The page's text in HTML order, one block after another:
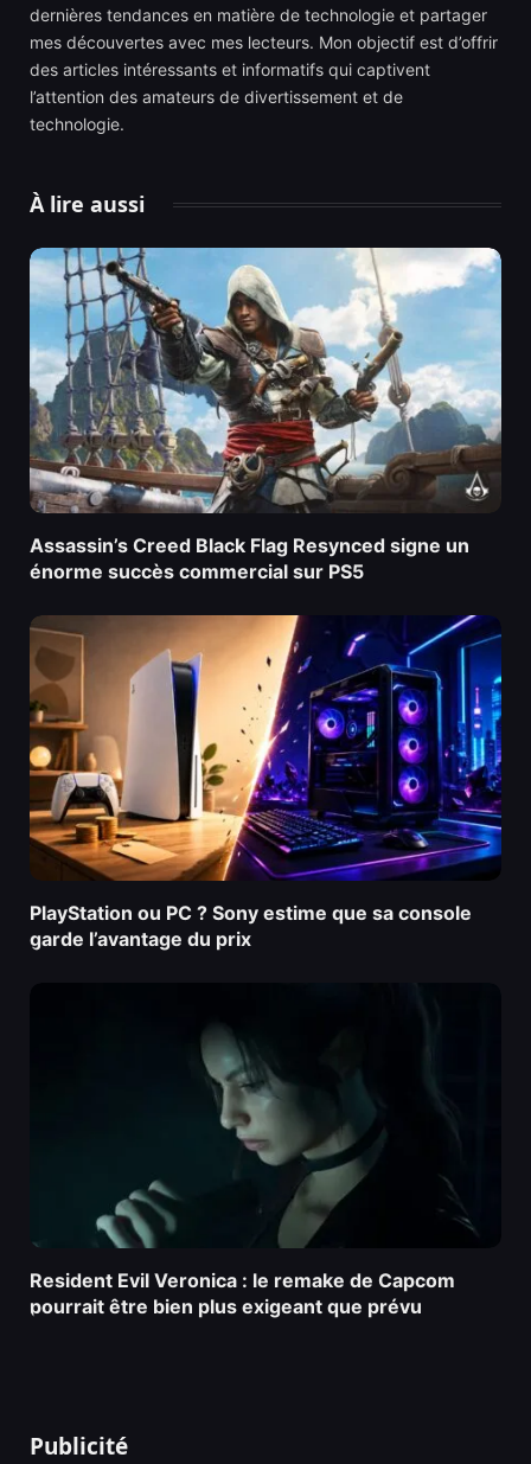
dernières tendances en matière de technologie et partager
mes découvertes avec mes lecteurs. Mon objectif est d’offrir
des articles intéressants et informatifs qui captivent
l’attention des amateurs de divertissement et de
technologie.
À lire aussi
Assassin’s Creed Black Flag Resynced signe un
énorme succès commercial sur PS5
PlayStation ou PC ? Sony estime que sa console
garde l’avantage du prix
Resident Evil Veronica : le remake de Capcom
pourrait être bien plus exigeant que prévu
Publicité